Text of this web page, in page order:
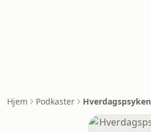
Hjem Podkaster Hverdagspsyken